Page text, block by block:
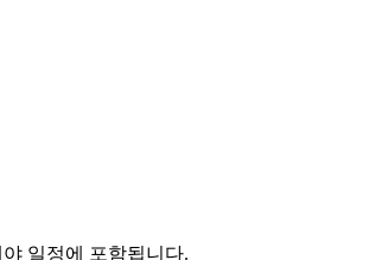
일정에 포함됩니다.